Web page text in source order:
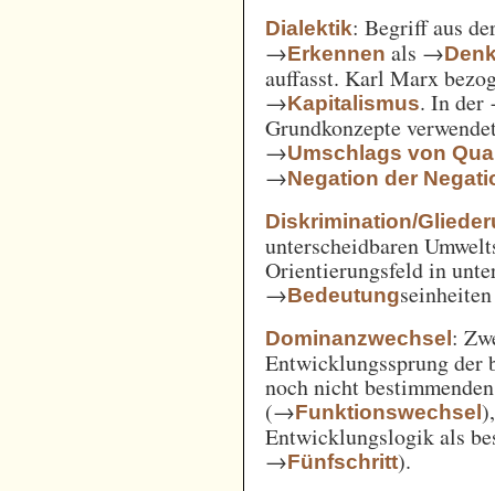
Dialektik: Begriff aus
→Erkennen als →
auffasst. Karl Marx
→Kapitalismus. In
Grundkonzepte
→Umschlags von
→Negation der
Diskrimination/
unterscheidbaren
Orientierungsfeld in
→Bedeutung
Dominanzwechsel:
Entwicklungssprung der
noch nicht
(→Funktionswechsel
Entwicklungslogik als
→Fünfschritt).